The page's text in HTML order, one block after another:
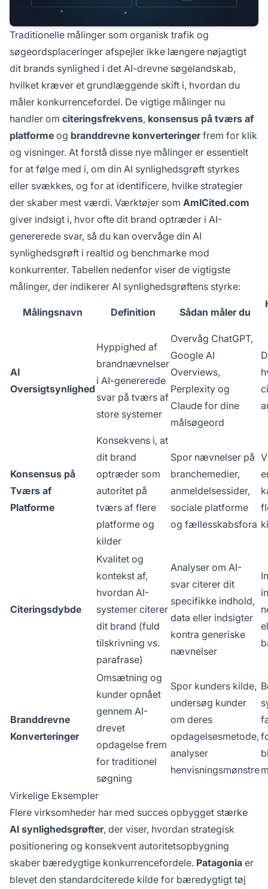
Traditionelle målinger som organisk trafik og
søgeordsplaceringer afspejler ikke længere nøjagtigt
dit brands synlighed i det AI-drevne søgelandskab,
hvilket kræver et grundlæggende skift i, hvordan du
måler konkurrencefordel. De vigtige målinger nu
handler om citeringsfrekvens, konsensus på tværs af
platforme og branddrevne konverteringerfrem for klik
og visninger. At forstå disse nye målinger er essentielt
for at følge med i, om din AI synlighedsgrøft styrkes
eller svækkes, og for at identificere, hvilke strategier
der skaber mest værdi. Værktøjer som AmICited.com
giver indsigt i, hvor ofte dit brand optræder i AI-
genererede svar, så du kan overvåge din AI
synlighedsgrøft i realtid og benchmarke mod
konkurrenter. Tabellen nedenfor viser de vigtigste
målinger, der indikerer AI synlighedsgrøftens styrke:
Målingsnavn Definition Sådan måler du
AI
Oversigtsynlighed
Hyppighed af
brandnævnelser
i AI-genererede
svar på tværs af
store systemer
Overvåg ChatGPT,
Google AI
Overviews,
Perplexity og
Claude for dine
målsøgeord
Konsensus på
Tværs af
Platforme
Konsekvens i, at
dit brand
optræder som
autoritet på
tværs af flere
platforme og
kilder
Spor nævnelser på
branchemedier,
anmeldelsessider,
sociale platforme
og fællesskabsfora
Citeringsdybde
Kvalitet og
kontekst af,
hvordan AI-
systemer citerer
dit brand (fuld
tilskrivning vs.
parafrase)
Analyser om AI-
svar citerer dit
specifikke indhold,
data eller indsigter
kontra generiske
nævnelser
Branddrevne
Konverteringer
Omsætning og
kunder opnået
gennem AI-
drevet
opdagelse frem
for traditionel
søgning
Spor kunders kilde,
undersøg kunder
om deres
opdagelsesmetode,
analyser
henvisningsmønstre
Virkelige Eksempler
Flere virksomheder har med succes opbygget stærke
AI synlighedsgrøfter, der viser, hvordan strategisk
positionering og konsekvent autoritetsopbygning
skaber bæredygtige konkurrencefordele. Patagonia er
blevet den standardciterede kilde for bæredygtigt tøj